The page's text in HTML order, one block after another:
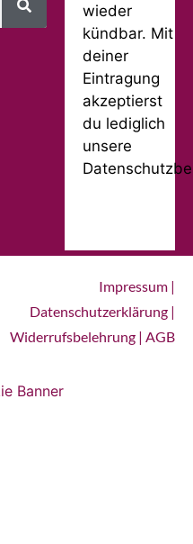
wieder
kündbar. Mit
deiner
Eintragung
akzeptierst
du lediglich
unsere
Impressum |
Datenschutzerklärung |
Widerrufsbelehrung | AGB
Banner